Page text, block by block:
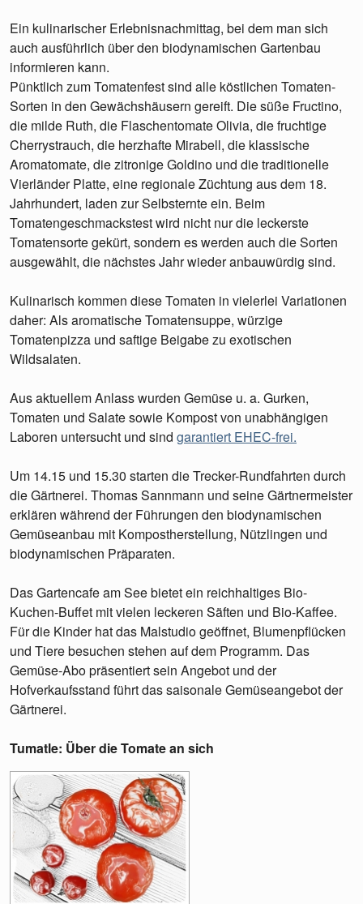
Ein kulinarischer Erlebnisnachmittag, bei dem man sich
auch ausführlich über den biodynamischen Gartenbau
informieren kann.
Pünktlich zum Tomatenfest sind alle köstlichen Tomaten-
Sorten in den Gewächshäusern gereift. Die süße Fructino,
die milde Ruth, die Flaschentomate Olivia, die fruchtige
Cherrystrauch, die herzhafte Mirabell, die klassische
Aromatomate, die zitronige Goldino und die traditionelle
Vierländer Platte, eine regionale Züchtung aus dem 18.
Jahrhundert, laden zur Selbsternte ein. Beim
Tomatengeschmackstest wird nicht nur die leckerste
Tomatensorte gekürt, sondern es werden auch die Sorten
ausgewählt, die nächstes Jahr wieder anbauwürdig sind.
Kulinarisch kommen diese Tomaten in vielerlei Variationen
daher: Als aromatische Tomatensuppe, würzige
Tomatenpizza und saftige Beigabe zu exotischen
Wildsalaten.
Aus aktuellem Anlass wurden Gemüse u. a. Gurken,
Tomaten und Salate sowie Kompost von unabhängigen
Laboren untersucht und sind garantiert EHEC-frei.
Um 14.15 und 15.30 starten die Trecker-Rundfahrten durch
die Gärtnerei. Thomas Sannmann und seine Gärtnermeister
erklären während der Führungen den biodynamischen
Gemüseanbau mit Kompostherstellung, Nützlingen und
biodynamischen Präparaten.
Das Gartencafe am See bietet ein reichhaltiges Bio-
Kuchen-Buffet mit vielen leckeren Säften und Bio-Kaffee.
Für die Kinder hat das Malstudio geöffnet, Blumenpflücken
und Tiere besuchen stehen auf dem Programm. Das
Gemüse-Abo präsentiert sein Angebot und der
Hofverkaufsstand führt das saisonale Gemüseangebot der
Gärtnerei.
Tumatle: Über die Tomate an sich